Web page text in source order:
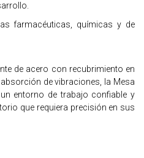
farmacéuticas, químicas y de
de acero con recubrimiento en
de vibraciones, la Mesa
entorno de trabajo confiable y
que requiera precisión en sus